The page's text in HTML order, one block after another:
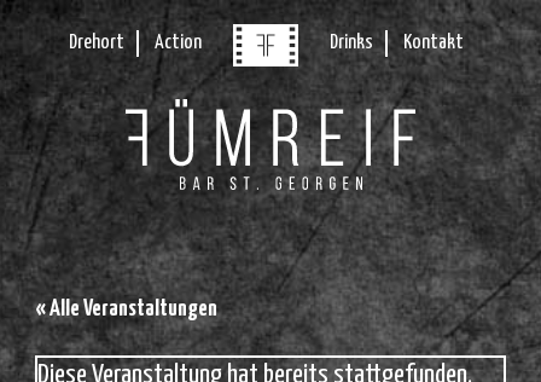
Drehort Action Drinks Kontakt
« Alle Veranstaltungen
Diese Veranstaltung hat bereits stattgefunden.